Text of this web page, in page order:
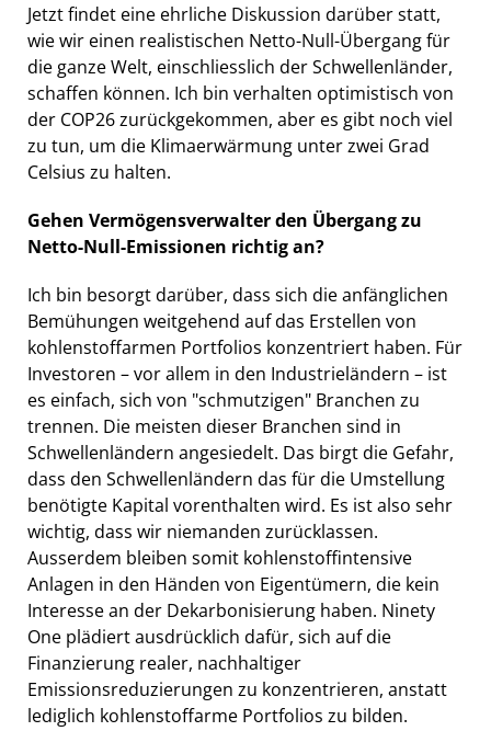
Jetzt findet eine ehrliche Diskussion darüber statt,
wie wir einen realistischen Netto-Null-Übergang für
die ganze Welt, einschliesslich der Schwellenländer,
schaffen können. Ich bin verhalten optimistisch von
der COP26 zurückgekommen, aber es gibt noch viel
zu tun, um die Klimaerwärmung unter zwei Grad
Celsius zu halten.
Gehen Vermögensverwalter den Übergang zu
Netto-Null-Emissionen richtig an?
Ich bin besorgt darüber, dass sich die anfänglichen
Bemühungen weitgehend auf das Erstellen von
kohlenstoffarmen Portfolios konzentriert haben. Für
Investoren – vor allem in den Industrieländern – ist
es einfach, sich von "schmutzigen" Branchen zu
trennen. Die meisten dieser Branchen sind in
Schwellenländern angesiedelt. Das birgt die Gefahr,
dass den Schwellenländern das für die Umstellung
benötigte Kapital vorenthalten wird. Es ist also sehr
wichtig, dass wir niemanden zurücklassen.
Ausserdem bleiben somit kohlenstoffintensive
Anlagen in den Händen von Eigentümern, die kein
Interesse an der Dekarbonisierung haben. Ninety
One plädiert ausdrücklich dafür, sich auf die
Finanzierung realer, nachhaltiger
Emissionsreduzierungen zu konzentrieren, anstatt
lediglich kohlenstoffarme Portfolios zu bilden.